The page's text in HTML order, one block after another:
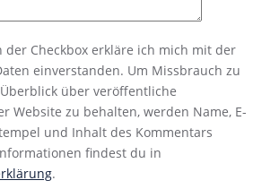
der Checkbox erkläre ich mich mit der
einverstanden. Um Missbrauch zu
über veröffentliche
Website zu behalten, werden Name, E-
und Inhalt des Kommentars
findest du in
.